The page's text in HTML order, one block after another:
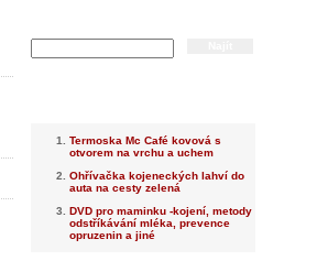
Termoska Mc Café kovová s
otvorem na vrchu a uchem
Ohřívačka kojeneckých lahví do
auta na cesty zelená
DVD pro maminku -kojení, metody
odstříkávání mléka, prevence
opruzenin a jiné